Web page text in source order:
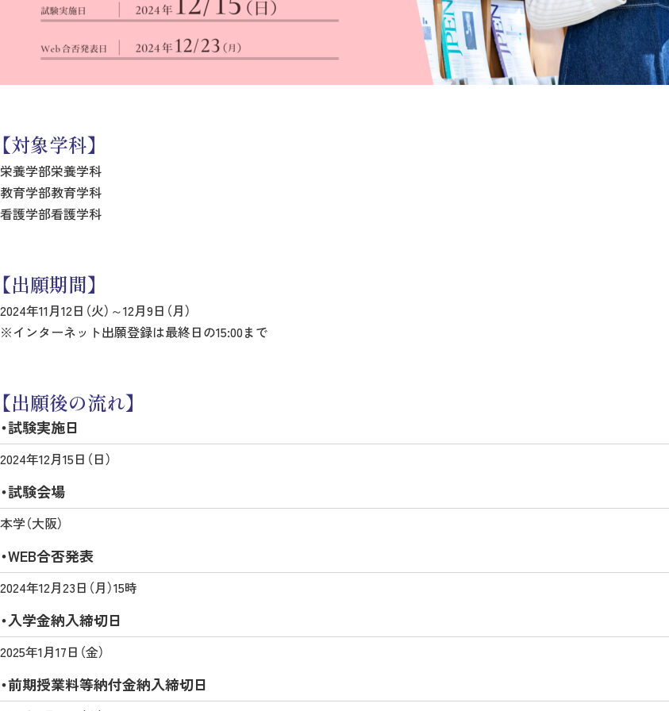
【対象学科】
栄養学部栄養学科
教育学部教育学科
看護学部看護学科
【出願期間】
2024年11月12日（火）～12月9日（月）
※インターネット出願登録は最終日の15:00まで
【出願後の流れ】
・試験実施日
2024年12月15日（日）
・試験会場
本学（大阪）
・WEB合否発表
2024年12月23日（月）15時
・入学金納入締切日
2025年1月17日（金）
・前期授業料等納付金納入締切日